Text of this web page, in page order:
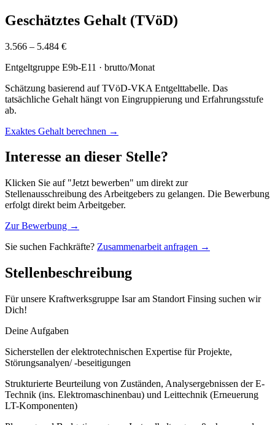
Geschätztes Gehalt (TVöD)
3.566 – 5.484 €
Entgeltgruppe E9b-E11 · brutto/Monat
Schätzung basierend auf TVöD-VKA Entgelttabelle. Das
tatsächliche Gehalt hängt von Eingruppierung und Erfahrungsstufe
ab.
Exaktes Gehalt berechnen →
Interesse an dieser Stelle?
Klicken Sie auf "Jetzt bewerben" um direkt zur
Stellenausschreibung des Arbeitgebers zu gelangen. Die Bewerbung
erfolgt direkt beim Arbeitgeber.
Zur Bewerbung →
Sie suchen Fachkräfte? Zusammenarbeit anfragen →
Stellenbeschreibung
Für unsere Kraftwerksgruppe Isar am Standort Finsing suchen wir
Dich!
Deine Aufgaben
Sicherstellen der elektrotechnischen Expertise für Projekte,
Störungsanalyen/ -beseitigungen
Strukturierte Beurteilung von Zuständen, Analysergebnissen der E-
Technik (ins. Elektromaschinenbau) und Leittechnik (Erneuerung
LT-Komponenten)